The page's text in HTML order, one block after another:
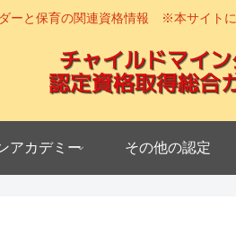
ーと保育の関連資格情報 ※本サイト
アカデミー その他の認定